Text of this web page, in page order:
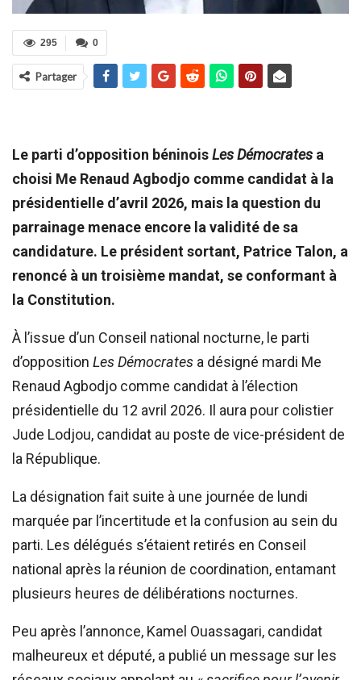
0
295
Partager
Le parti d’opposition béninoisLes Démocrates a
choisi Me Renaud Agbodjo comme candidat à la
présidentielle d’avril 2026, mais la question du
parrainage menace encore la validité de sa
candidature. Le président sortant, Patrice Talon, a
renoncé à un troisième mandat, se conformant à
la Constitution.
À l’issue d’un Conseil national nocturne, le parti
d’opposition Les Démocrates a désigné mardi Me
Renaud Agbodjo comme candidat à l’élection
présidentielle du 12 avril 2026. Il aura pour colistier
Jude Lodjou, candidat au poste de vice-président de
la République.
La désignation fait suite à une journée de lundi
marquée par l’incertitude et la confusion au sein du
parti. Les délégués s’étaient retirés en Conseil
national après la réunion de coordination, entamant
plusieurs heures de délibérations nocturnes.
Peu après l’annonce, Kamel Ouassagari, candidat
malheureux et député, a publié un message sur les